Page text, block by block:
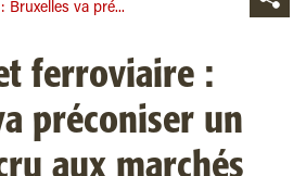
Bruxelles va pré...
ferroviaire :
préconiser un
aux marchés